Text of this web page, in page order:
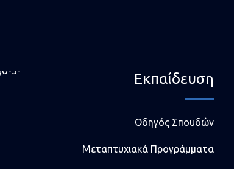
Εκπαίδευση
Οδηγός Σπουδών
Μεταπτυχιακά Προγράμματα